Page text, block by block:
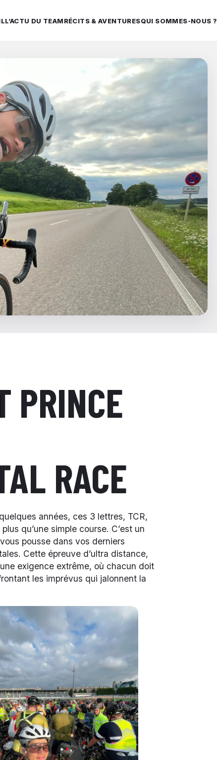
L’ACTU DU TEAMRÉCITS & AVENTURESQUI SOMMES-NOUS ?
PRINCE
RACE
années, ces 3 lettres, TCR,
qu’une simple course. C’est un
pousse dans vos derniers
Cette épreuve d’ultra distance,
exigence extrême, où chacun doit
les imprévus qui jalonnent la